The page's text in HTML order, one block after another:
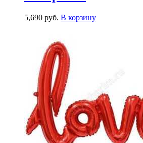
5,690 руб. В корзину